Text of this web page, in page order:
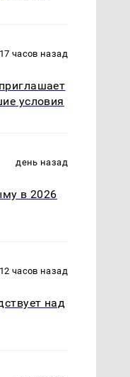
17 часов назад
условия
день назад
в 2026
12 часов назад
над